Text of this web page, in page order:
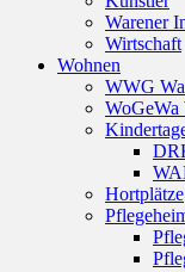
Warener
Wirtschaft
Wohnen
WWG
WoGeWa
Hortplätze